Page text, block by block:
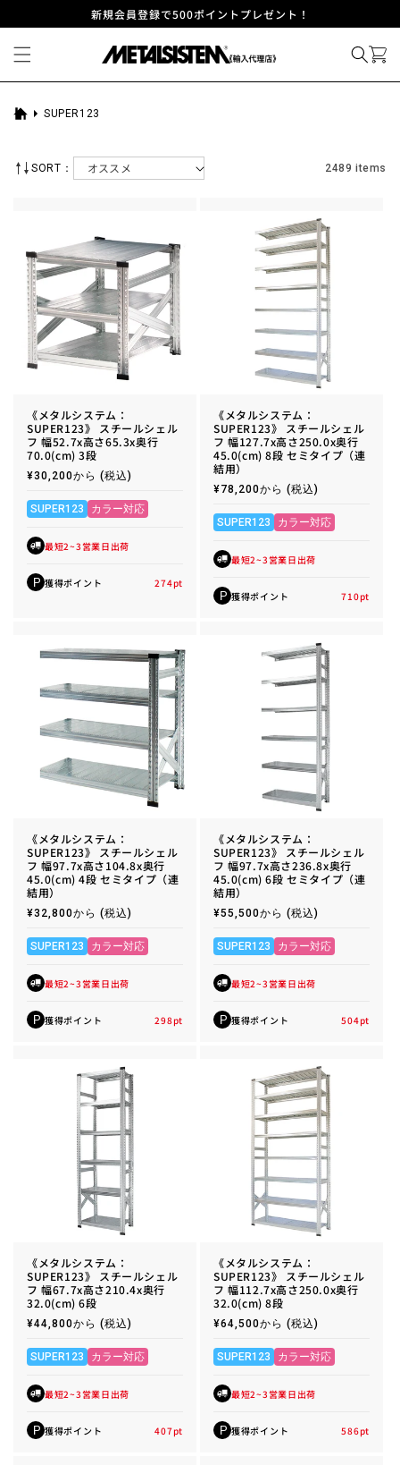
新規会員登録で500ポイントプレゼント！
ホ
SUPER123
SORT： 2489 items
《メタルシステム：
SUPER123》 スチールシェル
フ 幅52.7x高さ65.3x奥行
70.0(cm) 3段
通
価
格
¥30,200から (税込)
SUPER123 カラー対応
最短2~3営業日出荷
P 獲得ポイント 274pt
《メタルシステム：
SUPER123》 スチールシェル
フ 幅127.7x高さ250.0x奥行
45.0(cm) 8段 セミタイプ（連
結用）
通
価
格
¥78,200から (税込)
SUPER123 カラー対応
最短2~3営業日出荷
P 獲得ポイント 710pt
《メタルシステム：
SUPER123》 スチールシェル
フ 幅97.7x高さ104.8x奥行
45.0(cm) 4段 セミタイプ（連
結用）
通
価
格
¥32,800から (税込)
SUPER123 カラー対応
最短2~3営業日出荷
P 獲得ポイント 298pt
《メタルシステム：
SUPER123》 スチールシェル
フ 幅97.7x高さ236.8x奥行
45.0(cm) 6段 セミタイプ（連
結用）
通
価
格
¥55,500から (税込)
SUPER123 カラー対応
最短2~3営業日出荷
P 獲得ポイント 504pt
《メタルシステム：
SUPER123》 スチールシェル
フ 幅67.7x高さ210.4x奥行
32.0(cm) 6段
通
価
格
¥44,800から (税込)
SUPER123 カラー対応
最短2~3営業日出荷
P 獲得ポイント 407pt
《メタルシステム：
SUPER123》 スチールシェル
フ 幅112.7x高さ250.0x奥行
32.0(cm) 8段
通
価
格
¥64,500から (税込)
SUPER123 カラー対応
最短2~3営業日出荷
P 獲得ポイント 586pt